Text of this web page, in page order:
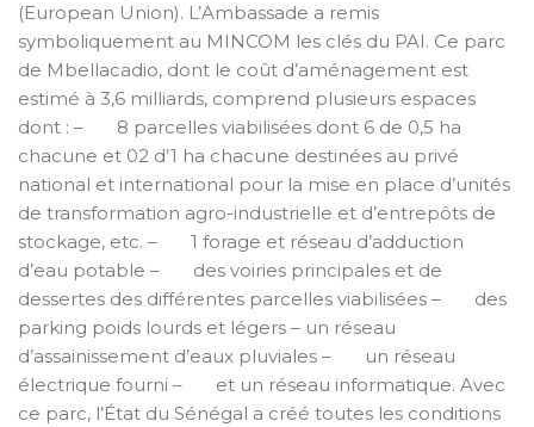
(European Union). L’Ambassade a remis
symboliquement au MINCOM les clés du PAI. Ce parc
de Mbellacadio, dont le coût d’aménagement est
estimé à 3,6 milliards, comprend plusieurs espaces
dont : – 8 parcelles viabilisées dont 6 de 0,5 ha
chacune et 02 d’1 ha chacune destinées au privé
national et international pour la mise en place d’unités
de transformation agro-industrielle et d’entrepôts de
stockage, etc. – 1 forage et réseau d’adduction
d’eau potable – des voiries principales et de
dessertes des différentes parcelles viabilisées – des
parking poids lourds et légers – un réseau
d’assainissement d’eaux pluviales – un réseau
électrique fourni – et un réseau informatique. Avec
ce parc, l’État du Sénégal a créé toutes les conditions